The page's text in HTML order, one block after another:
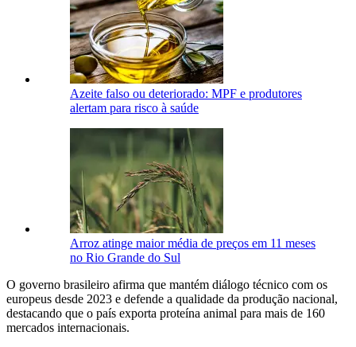
Azeite falso ou deteriorado: MPF e produtores
alertam para risco à saúde
Arroz atinge maior média de preços em 11 meses
no Rio Grande do Sul
O governo brasileiro afirma que mantém diálogo técnico com os
europeus desde 2023 e defende a qualidade da produção nacional,
destacando que o país exporta proteína animal para mais de 160
mercados internacionais.